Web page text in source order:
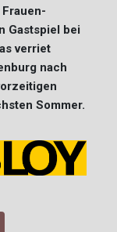
Gastspiel bei
verriet
nach
Sommer.